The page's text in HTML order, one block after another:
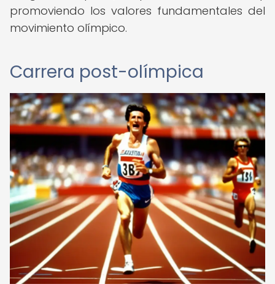
promoviendo los valores fundamentales del
movimiento olímpico.
Carrera post-olímpica